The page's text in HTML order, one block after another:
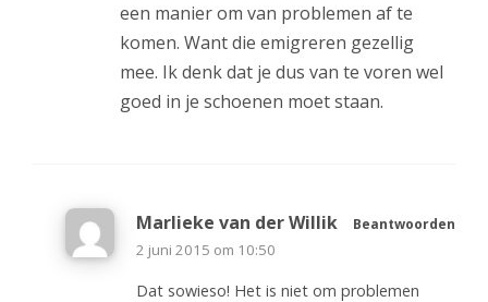
een manier om van problemen af te
komen. Want die emigreren gezellig
mee. Ik denk dat je dus van te voren wel
goed in je schoenen moet staan.
Marlieke van der Willik
2 juni 2015 om 10:50
Dat sowieso! Het is niet om problemen
Beantwoorden